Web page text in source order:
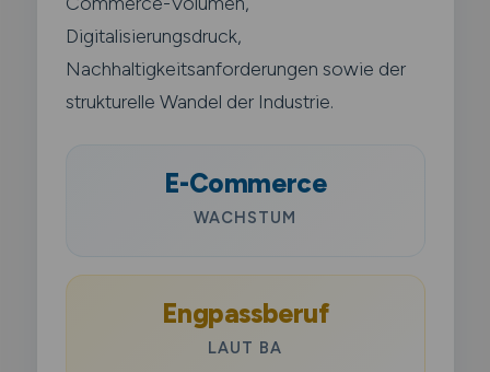
Digitalisierungsdruck,
Nachhaltigkeitsanforderungen sowie der
strukturelle Wandel der Industrie.
E-Commerce
WACHSTUM
Engpassberuf
LAUT BA